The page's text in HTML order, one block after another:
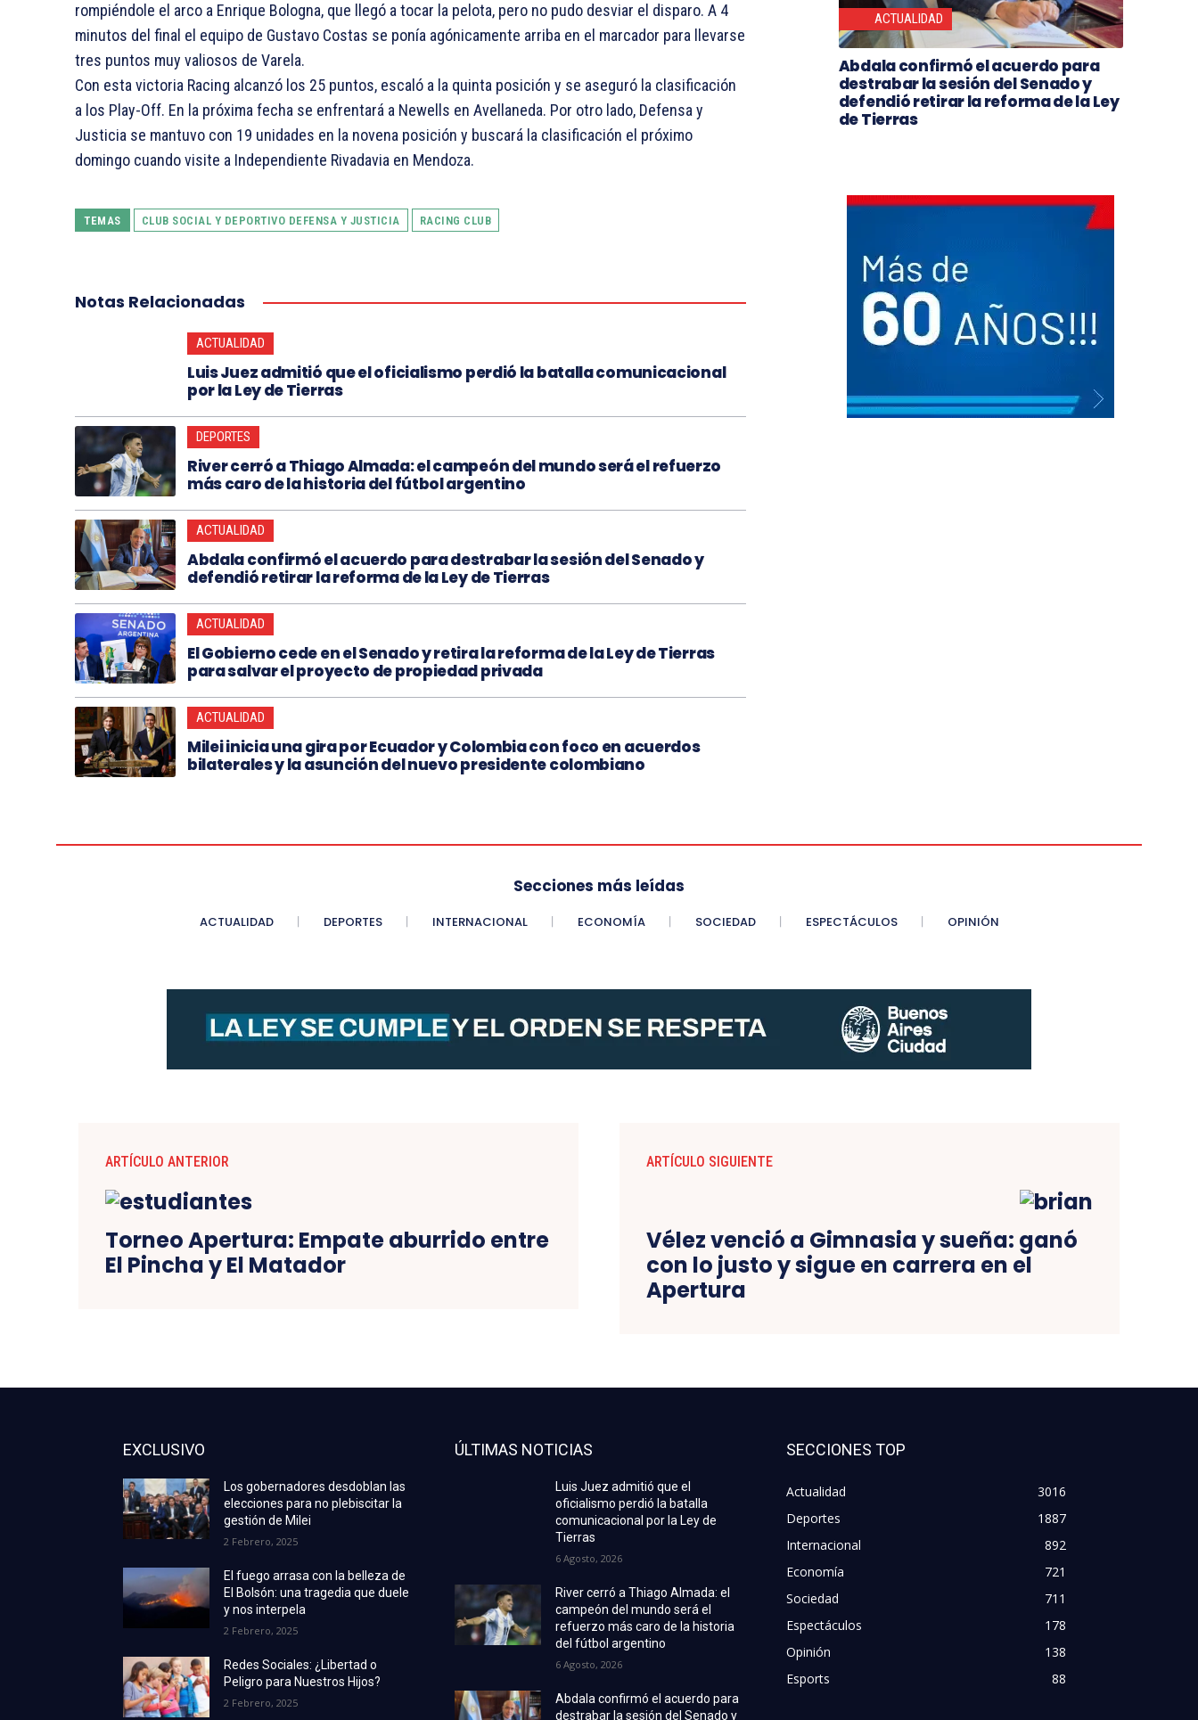
rompiéndole el arco a Enrique Bologna, que llegó a tocar la pelota, pero no pudo desviar el disparo. A 4
minutos del final el equipo de Gustavo Costas se ponía agónicamente arriba en el marcador para llevarse
tres puntos muy valiosos de Varela.
Con esta victoria Racing alcanzó los 25 puntos, escaló a la quinta posición y se aseguró la clasificación
a los Play-Off. En la próxima fecha se enfrentará a Newells en Avellaneda. Por otro lado, Defensa y
Justicia se mantuvo con 19 unidades en la novena posición y buscará la clasificación el próximo
domingo cuando visite a Independiente Rivadavia en Mendoza.
TEMAS CLUB SOCIAL Y DEPORTIVO DEFENSA Y JUSTICIA RACING CLUB
Notas Relacionadas
ACTUALIDAD
Luis Juez admitió que el oficialismo perdió la batalla comunicacional
por la Ley de Tierras
DEPORTES
River cerró a Thiago Almada: el campeón del mundo será el refuerzo
más caro de la historia del fútbol argentino
ACTUALIDAD
Abdala confirmó el acuerdo para destrabar la sesión del Senado y
defendió retirar la reforma de la Ley de Tierras
ACTUALIDAD
El Gobierno cede en el Senado y retira la reforma de la Ley de Tierras
para salvar el proyecto de propiedad privada
ACTUALIDAD
Milei inicia una gira por Ecuador y Colombia con foco en acuerdos
bilaterales y la asunción del nuevo presidente colombiano
ACTUALIDAD
Abdala confirmó el acuerdo para
destrabar la sesión del Senado y
defendió retirar la reforma de la Ley
de Tierras
Secciones más leídas
ACTUALIDAD DEPORTES INTERNACIONAL ECONOMÍA SOCIEDAD ESPECTÁCULOS OPINIÓN
ARTÍCULO ANTERIOR
Torneo Apertura: Empate aburrido entre
El Pincha y El Matador
ARTÍCULO SIGUIENTE
Vélez venció a Gimnasia y sueña: ganó
con lo justo y sigue en carrera en el
Apertura
EXCLUSIVO
Los gobernadores desdoblan las
elecciones para no plebiscitar la
gestión de Milei
2 Febrero, 2025
El fuego arrasa con la belleza de
El Bolsón: una tragedia que duele
y nos interpela
2 Febrero, 2025
Redes Sociales: ¿Libertad o
Peligro para Nuestros Hijos?
2 Febrero, 2025
ÚLTIMAS NOTICIAS
Luis Juez admitió que el
oficialismo perdió la batalla
comunicacional por la Ley de
Tierras
6 Agosto, 2026
River cerró a Thiago Almada: el
campeón del mundo será el
refuerzo más caro de la historia
del fútbol argentino
6 Agosto, 2026
Abdala confirmó el acuerdo para
destrabar la sesión del Senado y
SECCIONES TOP
Actualidad
3016
Deportes
1887
Internacional
892
Economía
721
Sociedad
711
Espectáculos
178
Opinión
138
Esports
88